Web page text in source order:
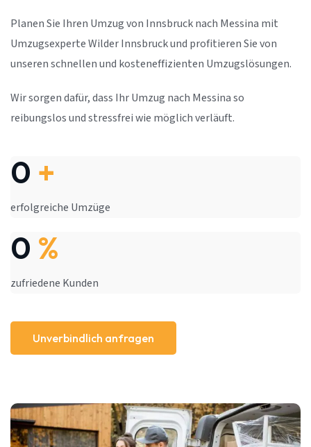
Planen Sie Ihren Umzug von Innsbruck nach Messina mit
Umzugsexperte Wilder Innsbruck und profitieren Sie von
unseren schnellen und kosteneffizienten Umzugslösungen.
Wir sorgen dafür, dass Ihr Umzug nach Messina so
reibungslos und stressfrei wie möglich verläuft.
0 +
erfolgreiche Umzüge
0 %
zufriedene Kunden
Unverbindlich anfragen